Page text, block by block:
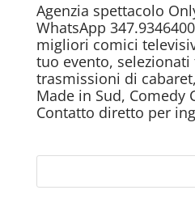
Agenzia spettacolo
WhatsApp
migliori comici
tuo evento,
trasmissioni di
Made in Sud, Comedy
Contatto diretto per